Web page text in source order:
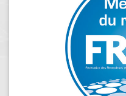
CERBERE